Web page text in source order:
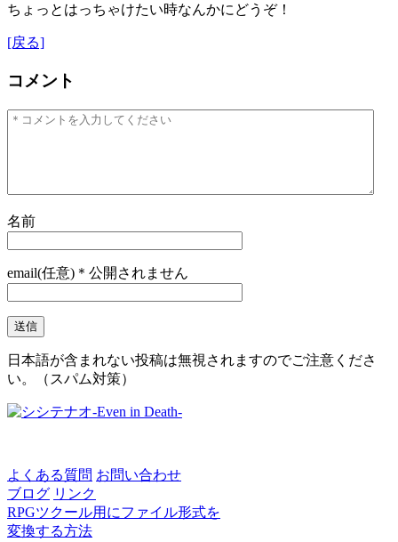
ちょっとはっちゃけたい時なんかにどうぞ！
[戻る]
コメント
名前
email(任意)＊公開されません
日本語が含まれない投稿は無視されますのでご注意くださ
い。（スパム対策）
よくある質問 お問い合わせ
ブログ リンク
RPGツクール用にファイル形式を
変換する方法